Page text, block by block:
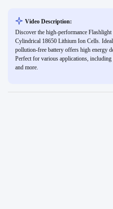
Video Description:
Discover the high-performance
Cylindrical 18650 Lithium Ion Cells.
pollution-free battery offers high energy
Perfect for various applications, including
and more.